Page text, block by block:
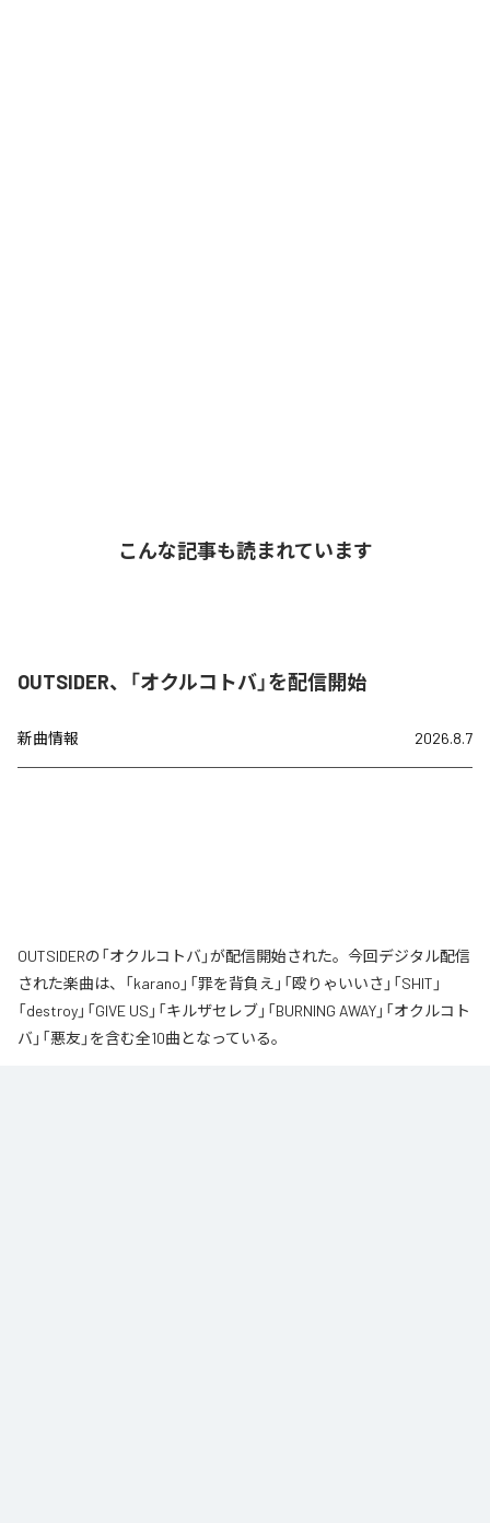
こんな記事も読まれています
OUTSIDER、「オクルコトバ」を配信開始
新曲情報 2026.8.7
OUTSIDERの「オクルコトバ」が配信開始された。今回デジタル配信
された楽曲は、「karano」「罪を背負え」「殴りゃいいさ」「SHIT」
「destroy」「GIVE US」「キルザセレブ」「BURNING AWAY」「オクルコト
バ」「悪友」を含む全10曲となっている。